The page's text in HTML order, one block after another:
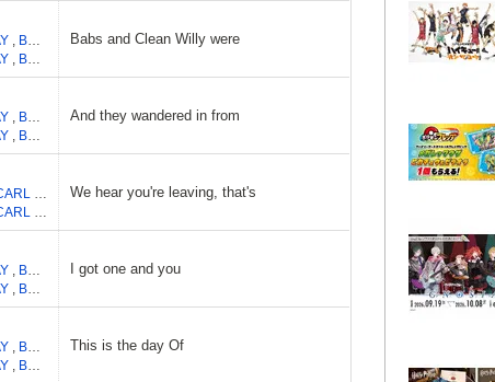
BECKER WALTER CARL
BECKER WALTER CARL
Babs and Clean Willy were
BECKER WALTER CARL
BECKER WALTER CARL
And they wandered in from
FAGEN DONALD JAY
FAGEN DONALD JAY
We hear you're leaving, that's
BECKER WALTER CARL
BECKER WALTER CARL
I got one and you
BECKER WALTER CARL
BECKER WALTER CARL
This is the day Of